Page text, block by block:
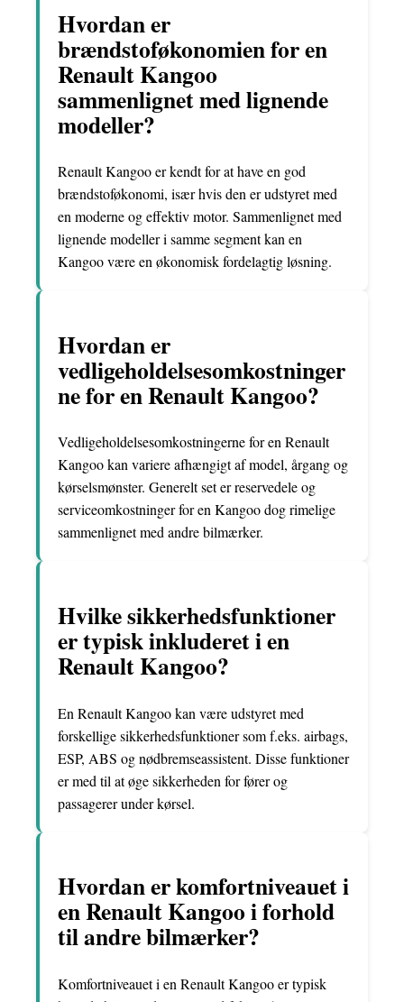
Hvordan er
brændstoføkonomien for en
Renault Kangoo
sammenlignet med lignende
modeller?
Renault Kangoo er kendt for at have en god
brændstoføkonomi, især hvis den er udstyret med
en moderne og effektiv motor. Sammenlignet med
lignende modeller i samme segment kan en
Kangoo være en økonomisk fordelagtig løsning.
Hvordan er
vedligeholdelsesomkostninger
ne for en Renault Kangoo?
Vedligeholdelsesomkostningerne for en Renault
Kangoo kan variere afhængigt af model, årgang og
kørselsmønster. Generelt set er reservedele og
serviceomkostninger for en Kangoo dog rimelige
sammenlignet med andre bilmærker.
Hvilke sikkerhedsfunktioner
er typisk inkluderet i en
Renault Kangoo?
En Renault Kangoo kan være udstyret med
forskellige sikkerhedsfunktioner som f.eks. airbags,
ESP, ABS og nødbremseassistent. Disse funktioner
er med til at øge sikkerheden for fører og
passagerer under kørsel.
Hvordan er komfortniveauet i
en Renault Kangoo i forhold
til andre bilmærker?
Komfortniveauet i en Renault Kangoo er typisk